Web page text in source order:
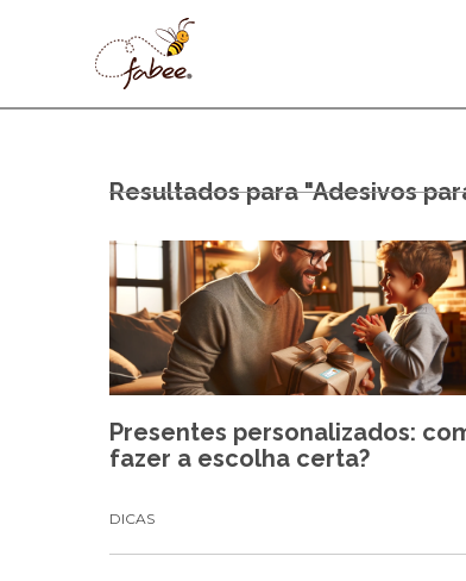
Resultados para "Adesivos
Presentes personalizados:
fazer a escolha certa?
DICAS